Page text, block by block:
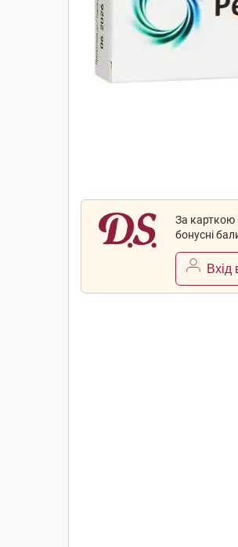
За карткою
бонусні
Вхід